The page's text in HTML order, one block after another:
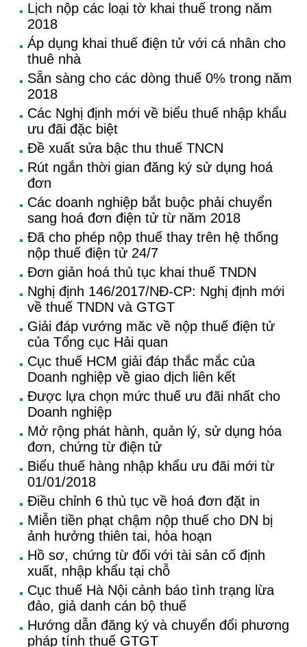
Lịch nộp các loại tờ khai thuế trong năm
2018
Áp dụng khai thuế điện tử với cá nhân cho
thuê nhà
Sẵn sàng cho các dòng thuế 0% trong năm
2018
Các Nghị định mới về biểu thuế nhập khẩu
ưu đãi đặc biệt
Đề xuất sửa bậc thu thuế TNCN
Rút ngắn thời gian đăng ký sử dụng hoá
đơn
Các doanh nghiệp bắt buộc phải chuyển
sang hoá đơn điện tử từ năm 2018
Đã cho phép nộp thuế thay trên hệ thống
nộp thuế điện tử 24/7
Đơn giản hoá thủ tục khai thuế TNDN
Nghị định 146/2017/NĐ-CP: Nghị định mới
về thuế TNDN và GTGT
Giải đáp vướng măc về nộp thuế điện tử
của Tổng cục Hải quan
Cục thuế HCM giải đáp thắc mắc của
Doanh nghiệp về giao dịch liên kết
Được lựa chọn mức thuế ưu đãi nhất cho
Doanh nghiệp
Mở rộng phát hành, quản lý, sử dụng hóa
đơn, chứng từ điện tử
Biểu thuế hàng nhập khẩu ưu đãi mới từ
01/01/2018
Điều chỉnh 6 thủ tục về hoá đơn đặt in
Miễn tiền phạt chậm nộp thuế cho DN bị
ảnh hưởng thiên tai, hỏa hoạn
Hồ sơ, chứng từ đối với tài sản cố định
xuất, nhập khẩu tại chỗ
Cục thuế Hà Nội cảnh báo tình trạng lừa
đảo, giả danh cán bộ thuế
Hướng dẫn đăng ký và chuyển đổi phương
pháp tính thuế GTGT